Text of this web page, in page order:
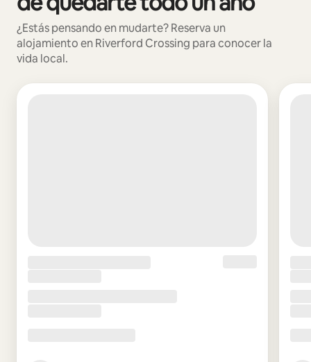
¿Estás pensando en mudarte? Reserva un
alojamiento en Riverford Crossing para conocer la
vida local.